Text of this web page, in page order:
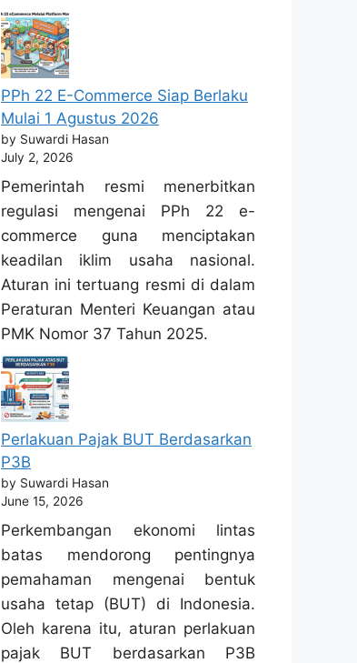
PPh 22 E-Commerce Siap Berlaku
Mulai 1 Agustus 2026
by Suwardi Hasan
July 2, 2026
Pemerintah resmi menerbitkan
regulasi mengenai PPh 22 e-
commerce guna menciptakan
keadilan iklim usaha nasional.
Aturan ini tertuang resmi di dalam
Peraturan Menteri Keuangan atau
PMK Nomor 37 Tahun 2025.
Perlakuan Pajak BUT Berdasarkan
P3B
by Suwardi Hasan
June 15, 2026
Perkembangan ekonomi lintas
batas mendorong pentingnya
pemahaman mengenai bentuk
usaha tetap (BUT) di Indonesia.
Oleh karena itu, aturan perlakuan
pajak BUT berdasarkan P3B